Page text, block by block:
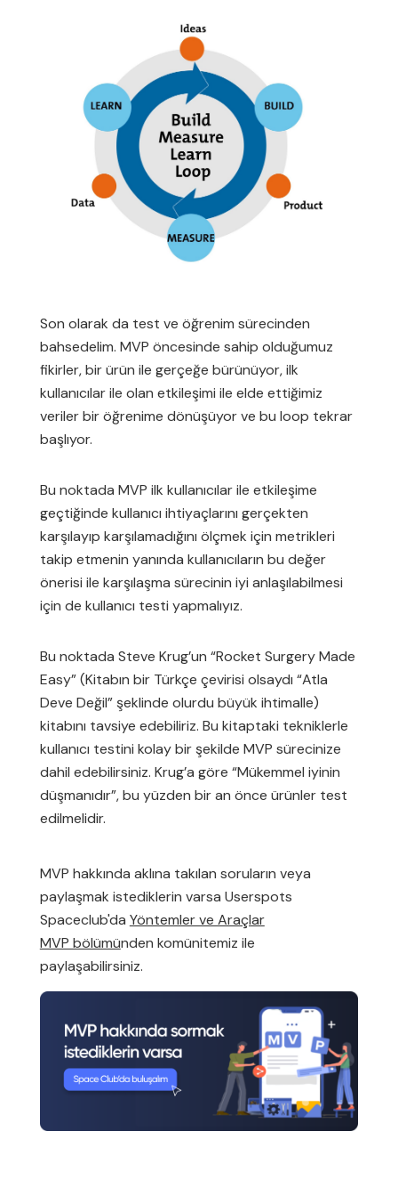
Son olarak da test ve öğrenim sürecinden
bahsedelim. MVP öncesinde sahip olduğumuz
fikirler, bir ürün ile gerçeğe bürünüyor, ilk
kullanıcılar ile olan etkileşimi ile elde ettiğimiz
veriler bir öğrenime dönüşüyor ve bu loop tekrar
başlıyor.
Bu noktada MVP ilk kullanıcılar ile etkileşime
geçtiğinde kullanıcı ihtiyaçlarını gerçekten
karşılayıp karşılamadığını ölçmek için metrikleri
takip etmenin yanında kullanıcıların bu değer
önerisi ile karşılaşma sürecinin iyi anlaşılabilmesi
için de kullanıcı testi yapmalıyız.
Bu noktada Steve Krug’un “Rocket Surgery Made
Easy” (Kitabın bir Türkçe çevirisi olsaydı “Atla
Deve Değil” şeklinde olurdu büyük ihtimalle)
kitabını tavsiye edebiliriz. Bu kitaptaki tekniklerle
kullanıcı testini kolay bir şekilde MVP sürecinize
dahil edebilirsiniz. Krug’a göre “Mükemmel iyinin
düşmanıdır”, bu yüzden bir an önce ürünler test
edilmelidir.
MVP hakkında aklına takılan soruların veya
paylaşmak istediklerin varsa Userspots
Spaceclub'da Yöntemler ve Araçlar
MVP bölümünden komünitemiz ile
paylaşabilirsiniz.